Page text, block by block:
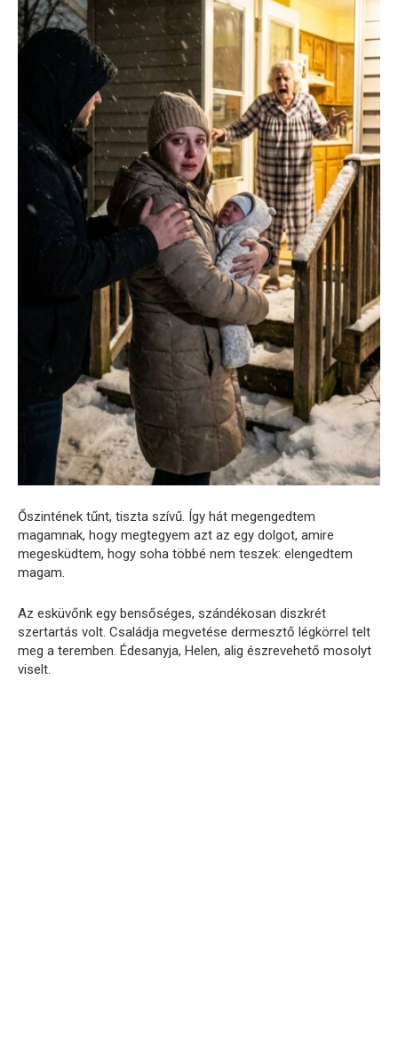
Őszintének tűnt, tiszta szívű. Így hát megengedtem
magamnak, hogy megtegyem azt az egy dolgot, amire
megesküdtem, hogy soha többé nem teszek: elengedtem
magam.
Az esküvőnk egy bensőséges, szándékosan diszkrét
szertartás volt. Családja megvetése dermesztő légkörrel telt
meg a teremben. Édesanyja, Helen, alig észrevehető mosolyt
viselt.